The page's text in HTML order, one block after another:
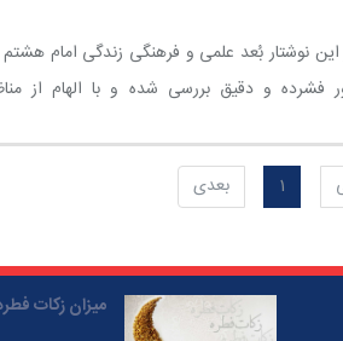
نوشتار بُعد علمی و فرهنگی زندگی امام هشتم
فشرده و دقیق بررسی شده و با الهام از
1 بعدی
میزان زکات